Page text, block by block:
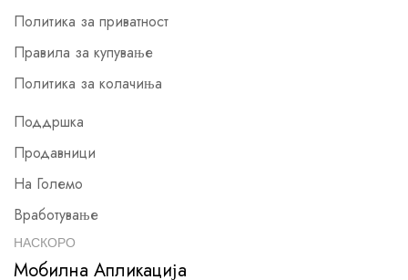
Политика за приватност
Правила за купување
Политика за колачиња
Поддршка
Продавници
На Големо
Вработување
НАСКОРО
Мобилна Апликација